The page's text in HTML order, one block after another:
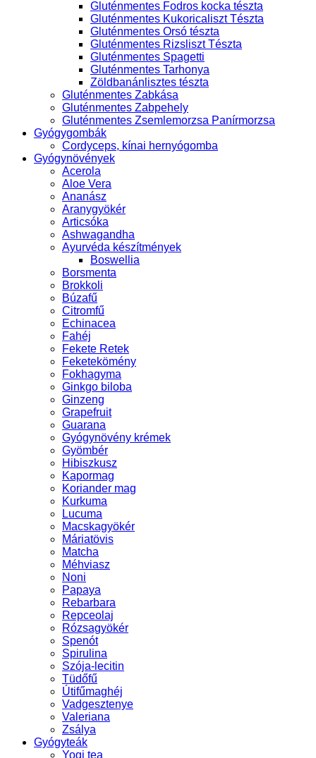
Gluténmentes Fodros kocka tészta
Gluténmentes Kukoricaliszt Tészta
Gluténmentes Orsó tészta
Gluténmentes Rizsliszt Tészta
Gluténmentes Spagetti
Gluténmentes Tarhonya
Zöldbanánlisztes tészta
Gluténmentes Zabkása
Gluténmentes Zabpehely
Gluténmentes Zsemlemorzsa Panírmorzsa
Gyógygombák
Cordyceps, kínai hernyógomba
Gyógynövények
Acerola
Aloe Vera
Ananász
Aranygyökér
Articsóka
Ashwagandha
Ayurvéda készítmények
Boswellia
Borsmenta
Brokkoli
Búzafű
Citromfű
Echinacea
Fahéj
Fekete Retek
Feketekömény
Fokhagyma
Ginkgo biloba
Ginzeng
Grapefruit
Guarana
Gyógynövény krémek
Gyömbér
Hibiszkusz
Kapormag
Koriander mag
Kurkuma
Lucuma
Macskagyökér
Máriatövis
Matcha
Méhviasz
Noni
Papaya
Rebarbara
Repceolaj
Rózsagyökér
Spenót
Spirulina
Szója-lecitin
Tüdőfű
Útifűmaghéj
Vadgesztenye
Valeriana
Zsálya
Gyógyteák
Yogi tea